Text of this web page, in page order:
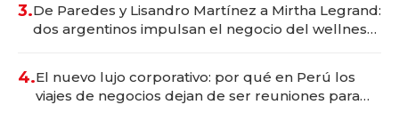
3.De Paredes y Lisandro Martínez a Mirtha Legrand:
dos argentinos impulsan el negocio del wellness
4.El nuevo lujo corporativo: por qué en Perú los
viajes de negocios dejan de ser reuniones para